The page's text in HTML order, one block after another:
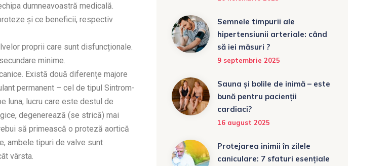
dumneavoastră medicală.
și ce beneficii, respectiv
proprii care sunt disfuncționale.
minime.
Există două diferențe majore
permanent – cel de tipul Sintrom-
luna, lucru care este destul de
degenerează (se strică) mai
să primească o proteză aortică
ambele tipuri de valve sunt
vârsta.
Semnele timpurii ale
hipertensiunii arteriale: când
să iei măsuri ?
9 septembrie 2025
Sauna și bolile de inimă – este
bună pentru pacienții
cardiaci?
16 august 2025
Protejarea inimii în zilele
caniculare: 7 sfaturi esențiale